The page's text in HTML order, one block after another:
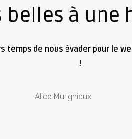
belles à une
de nous évader pour le
!
Alice Murignieux